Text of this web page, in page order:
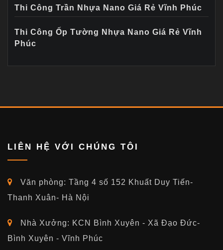
Thi Công Trần Nhựa Nano Giá Rẻ Vĩnh Phúc
Thi Công Ốp Tường Nhựa Nano Giá Rẻ Vĩnh
Phúc
LIÊN HỆ VỚI CHÚNG TÔI
Văn phòng: Tầng 4 số 152 Khuất Duy Tiến-
Thanh Xuân- Hà Nội
Nhà Xưởng: KCN Bình Xuyên - Xã Đạo Đức-
Bình Xuyên - Vĩnh Phúc